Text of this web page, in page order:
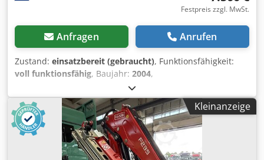
Festpreis zzgl. MwSt.
Anfragen Anrufen
Zustand: einsatzbereit (gebraucht), Funktionsfähigkeit:
voll funktionsfähig, Baujahr: 2004,
Maschinen-/Fahrzeugnummer:
3.500 mm, Gesamtlänge:3.500 mm, Gebrauchter Demag
KBK2 Säulenkranschranken zu verkaufen. Credpfx Ajzqc
Eboa Uef Maximale Traglast: 1000 kg Elektrischer
Hebezeug in gutem Zustand Elektrische Steuerung in
gutem Zustand
Kleinanzeige